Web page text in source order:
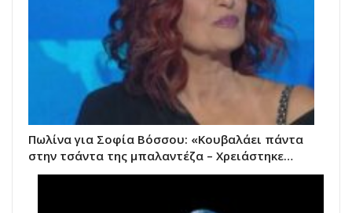
Πωλίνα για Σοφία Βόσσου: «Κουβαλάει πάντα
στην τσάντα της μπαλαντέζα – Χρειάστηκε…